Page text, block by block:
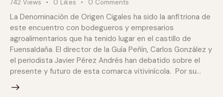
742 Views 0 Likes 0 Comments
La Denominación de Origen Cigales ha sido la anfitriona de
este encuentro con bodegueros y empresarios
agroalimentarios que ha tenido lugar en el castillo de
Fuensaldaña. El director de la Guía Peñín, Carlos González y
el periodista Javier Pérez Andrés han debatido sobre el
presente y futuro de esta comarca vitivinícola. Por su…